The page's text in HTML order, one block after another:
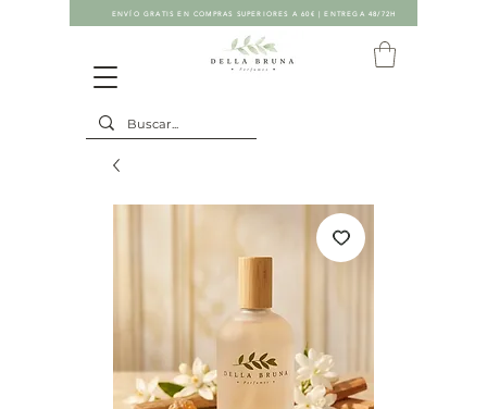
ENVÍO GRATIS EN COMPRAS SUPERIORES A 60€ | ENTREGA 48/72H